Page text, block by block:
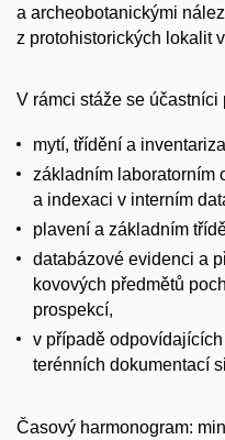
a archeobotanickými
z protohistorických lokalit
V rámci stáže se účastníci
mytí, třídění a
základním laboratorním
a indexaci v interním
plavení a základním
databázové evidenci a
kovových předmětů
prospekcí,
v případě
terénních dokumentací
Časový harmonogram: